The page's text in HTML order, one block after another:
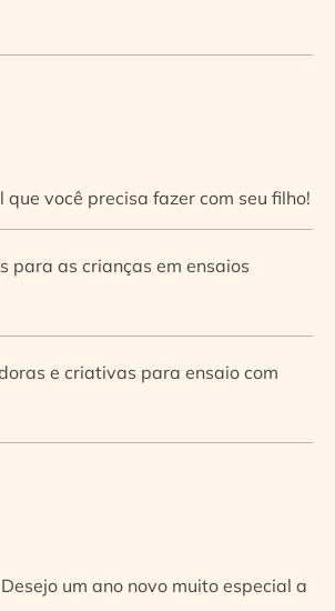
você precisa fazer com seu filho!
para as crianças em ensaios
e criativas para ensaio com
um ano novo muito especial a